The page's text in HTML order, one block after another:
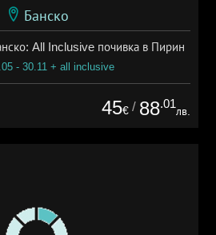
Банско
All Inclusive почивка в Пирин
- 30.11 + all inclusive
45€ / 88.01
лв.